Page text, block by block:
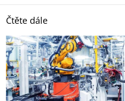
Čtěte dále